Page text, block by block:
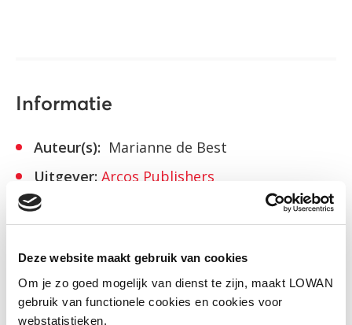
Deze website maakt gebruik van cookies
Om je zo goed mogelijk van dienst te zijn, maakt LOWAN
gebruik van functionele cookies en cookies voor
webstatistieken.
Informatie
Auteur(s): Marianne de Best
Uitgever: Arcos Publishers
Jaar van uitgave:
Bekijk